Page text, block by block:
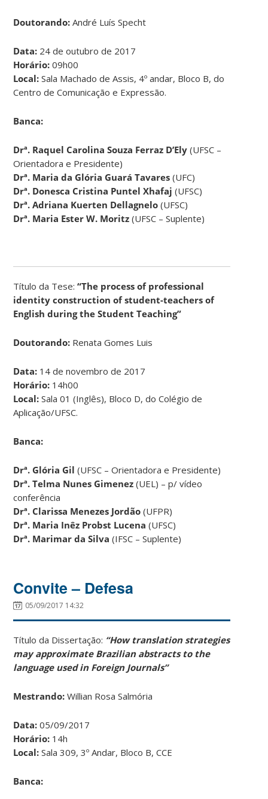
Doutorando: André Luís Specht
Data: 24 de outubro de 2017
Horário: 09h00
Local:Sala Machado de Assis, 4º andar, Bloco B, do
Centro de Comunicação e Expressão.
Banca:
Drª. Raquel Carolina Souza Ferraz D’Ely(UFSC –
Orientadora e Presidente)
Drª. Maria da Glória Guará Tavares (UFC)
Drª. Donesca Cristina Puntel Xhafaj (UFSC)
Drª. Adriana Kuerten Dellagnelo(UFSC)
Drª. Maria Ester W. Moritz(UFSC – Suplente)
Título da Tese:“The process of professional
identity construction of student-teachers of
English during the Student Teaching”
Doutorando: Renata Gomes Luis
Data: 14 de novembro de 2017
Horário: 14h00
Local: Sala 01 (Inglês), Bloco D, do Colégio de
Aplicação/UFSC.
Banca:
Drª. Glória Gil(UFSC – Orientadora e Presidente)
Drª.Telma Nunes Gimenez (UEL) – p/ vídeo
conferência
Drª. Clarissa Menezes Jordão(UFPR)
Drª. Maria Inêz Probst Lucena(UFSC)
Drª. Marimar da Silva(IFSC – Suplente)
Convite – Defesa
05/09/2017 14:32
Título da Dissertação: “How translation strategies
may approximate Brazilian abstracts to the
language used in Foreign Journals”
Mestrando: Willian Rosa Salmória
Data: 05/09/2017
Horário: 14h
Local: Sala 309, 3º Andar, Bloco B, CCE
Banca: